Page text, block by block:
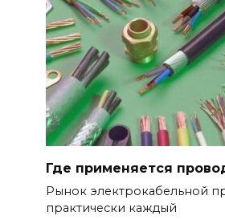
Где применяется
Рынок электрокабельной
практически каждый